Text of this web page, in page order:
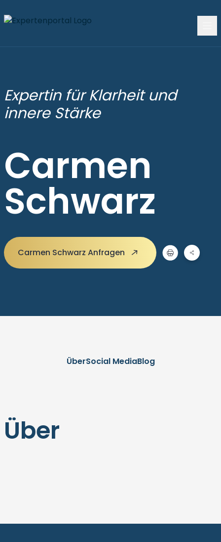
Expertin für Klarheit und
innere Stärke
Carmen
Schwarz
Carmen Schwarz Anfragen
ÜberSocial MediaBlog
Über